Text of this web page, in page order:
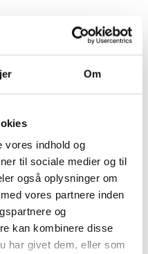
Om
vores indhold og
til sociale medier og til
også oplysninger om
vores partnere inden
og
kan kombinere disse
har givet dem, eller som